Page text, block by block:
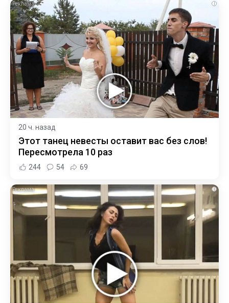
i
20 ч. назад
Этот танец невесты оставит вас без слов!
Пересмотрела 10 раз
244 54 69
i